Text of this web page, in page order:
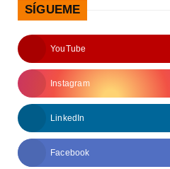
SÍGUEME
YouTube
Instagram
LinkedIn
Facebook